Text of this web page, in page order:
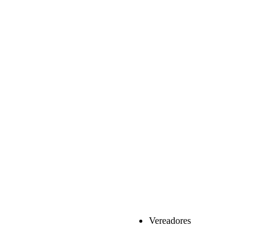
Vereadores